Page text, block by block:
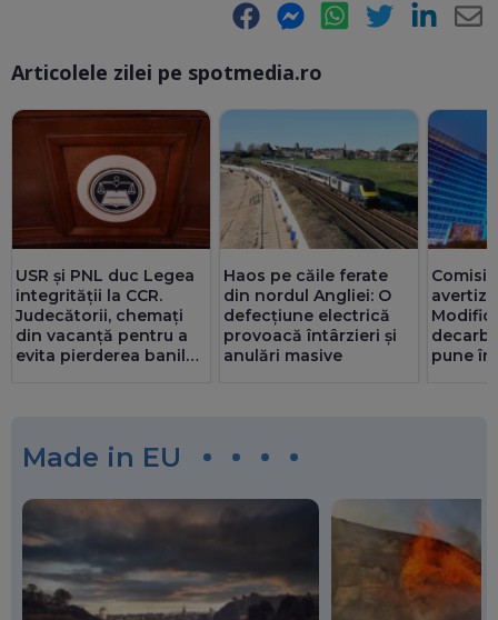
Facebook Messenger WhatsApp Twitter LinkedIn
Articolele zilei pe spotmedia.ro
USR și PNL duc Legea
integrității la CCR.
Judecătorii, chemați
din vacanță pentru a
evita pierderea banilor
Haos pe căile ferate
din nordul Angliei: O
defecțiune electrică
provoacă întârzieri și
anulări masive
pune
Made in EU